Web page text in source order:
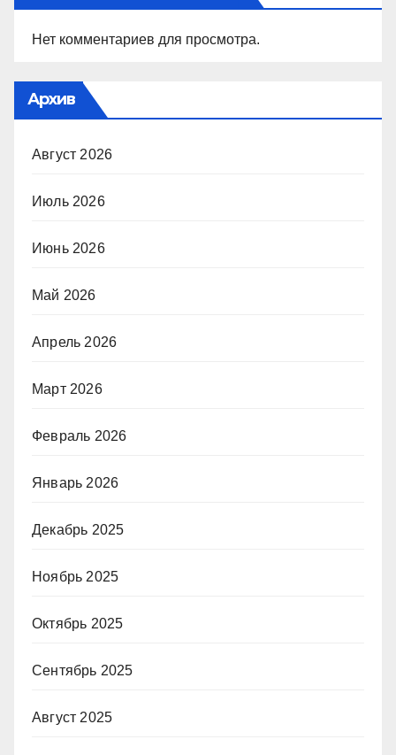
Нет комментариев для просмотра.
Архив
Август 2026
Июль 2026
Июнь 2026
Май 2026
Апрель 2026
Март 2026
Февраль 2026
Январь 2026
Декабрь 2025
Ноябрь 2025
Октябрь 2025
Сентябрь 2025
Август 2025